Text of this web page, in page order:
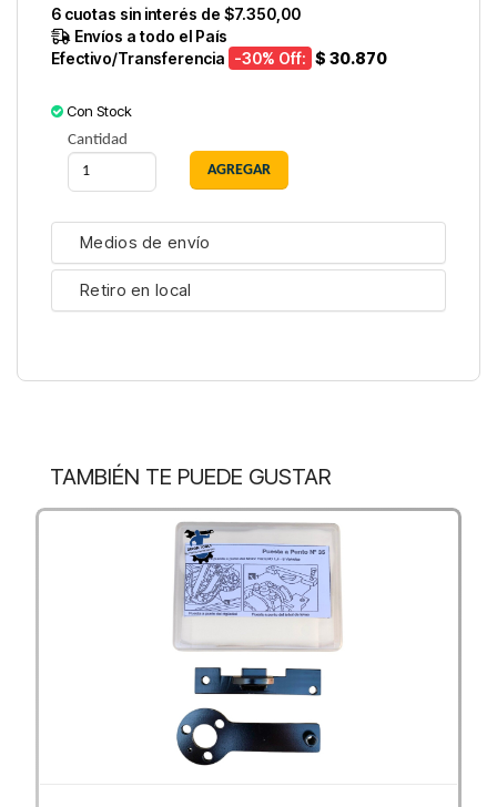
6 cuotas sin interés de $7.350,00
Envíos a todo el País
Efectivo/Transferencia -30% Off: $ 30.870
Con Stock
Cantidad
Medios de envío
Retiro en local
TAMBIÉN TE PUEDE GUSTAR